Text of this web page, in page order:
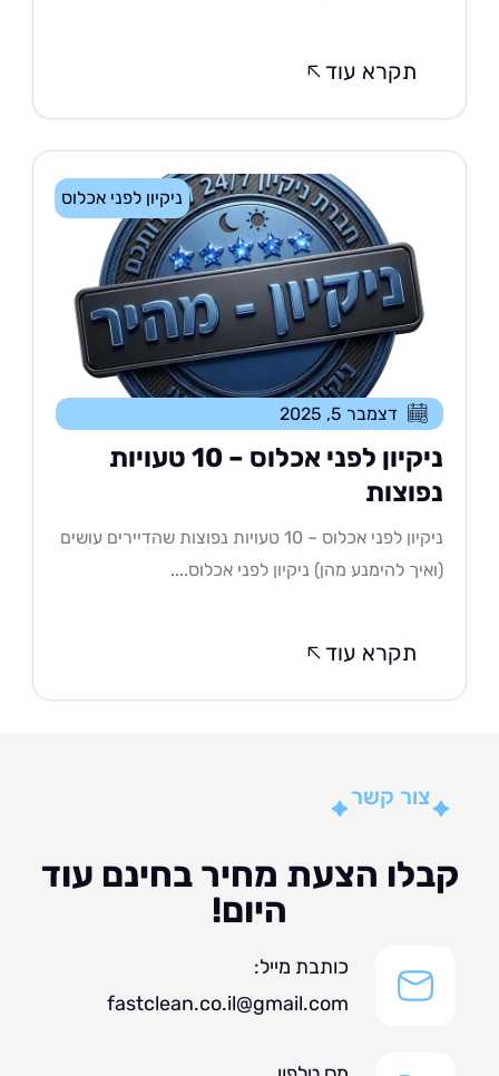
תקרא עוד
ניקיון לפני אכלוס
דצמבר 5, 2025
ניקיון לפני אכלוס – 10 טעויות
ניקיון לפני אכלוס – 10 טעויות נפוצות שהדיירים עושים
להימנע מהן) ניקיון לפני אכלוס....
תקרא עוד
צור קשר
הצעת מחיר בחינם עוד
היום!
כותבת מייל:
fastclean.co.il@gmail.com